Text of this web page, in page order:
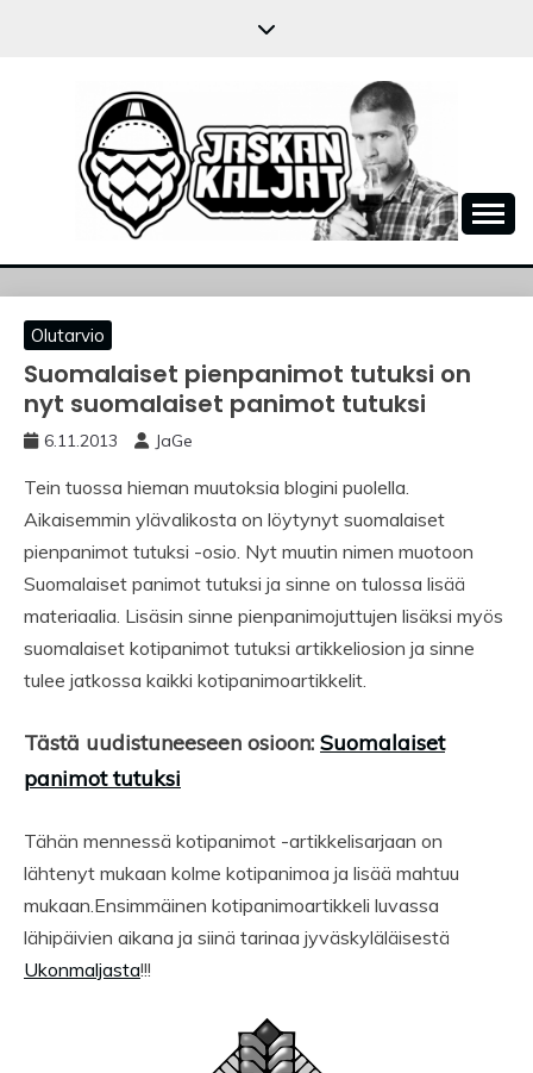
JASKANKALJAT
Olutarvio
Suomalaiset pienpanimot tutuksi on
nyt suomalaiset panimot tutuksi
6.11.2013 JaGe
Tein tuossa hieman muutoksia blogini puolella.
Aikaisemmin ylävalikosta on löytynyt suomalaiset
pienpanimot tutuksi -osio. Nyt muutin nimen muotoon
Suomalaiset panimot tutuksi ja sinne on tulossa lisää
materiaalia. Lisäsin sinne pienpanimojuttujen lisäksi myös
suomalaiset kotipanimot tutuksi artikkeliosion ja sinne
tulee jatkossa kaikki kotipanimoartikkelit.
Tästä uudistuneeseen osioon: Suomalaiset
panimot tutuksi
Tähän mennessä kotipanimot -artikkelisarjaan on
lähtenyt mukaan kolme kotipanimoa ja lisää mahtuu
mukaan.Ensimmäinen kotipanimoartikkeli luvassa
lähipäivien aikana ja siinä tarinaa jyväskyläläisestä
Ukonmaljasta!!!